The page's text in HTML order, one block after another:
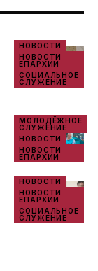
НОВОСТИ
НОВОСТИ
ЕПАРХИИ
СОЦИАЛЬНОЕ
СЛУЖЕНИЕ
МОЛОДЁЖНОЕ
СЛУЖЕНИЕ
НОВОСТИ
НОВОСТИ
ЕПАРХИИ
НОВОСТИ
НОВОСТИ
ЕПАРХИИ
СОЦИАЛЬНОЕ
СЛУЖЕНИЕ